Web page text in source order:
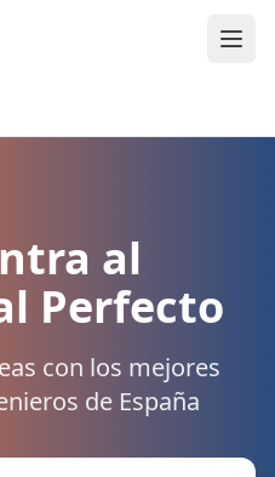
al
Perfecto
con los mejores
de España